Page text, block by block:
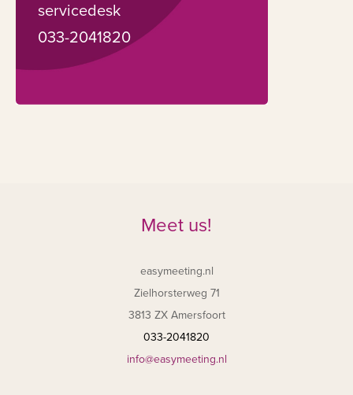
servicedesk
033-2041820
Meet us!
easymeeting.nl
Zielhorsterweg 71
3813 ZX Amersfoort
033-2041820
info@easymeeting.nl